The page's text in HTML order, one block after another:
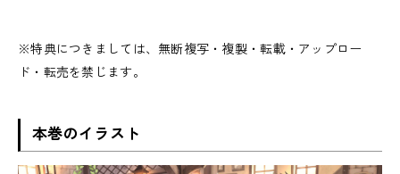
※特典につきましては、無断複写・複製・転載・アップロー
ド・転売を禁じます。
本巻のイラスト